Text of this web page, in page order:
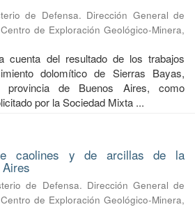
de Defensa. Dirección General de
de Exploración Geológico-Minera,
cuenta del resultado de los trabajos
dolomítico de Sierras Bayas,
provincia de Buenos Aires, como
por la Sociedad Mixta ...
caolines y de arcillas de la
de Defensa. Dirección General de
de Exploración Geológico-Minera,